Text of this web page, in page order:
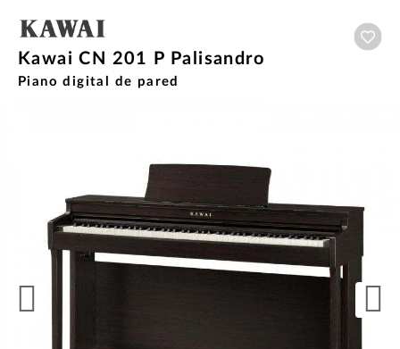
Kawai CN 201 P Palisandro
Piano digital de pared